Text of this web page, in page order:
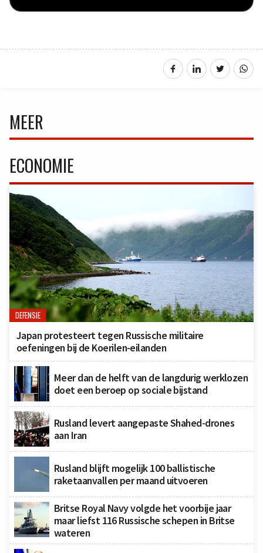
MEER
ECONOMIE
DEFENSIE
Japan protesteert tegen Russische militaire
oefeningen bij de Koerilen-eilanden
Meer dan de helft van de langdurig werklozen
doet een beroep op sociale bijstand
Rusland levert aangepaste Shahed-drones
aan Iran
Rusland blijft mogelijk 100 ballistische
raketaanvallen per maand uitvoeren
Britse Royal Navy volgde het voorbije jaar
maar liefst 116 Russische schepen in Britse
wateren